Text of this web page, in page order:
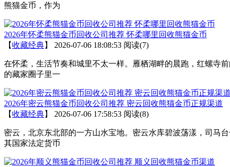
熊猫金币，作为
2026年怀柔熊猫金币回收公司推荐 怀柔哪里回收熊猫金币
【收藏经典】 2026-07-06 18:08:53 阅读(7)
在怀柔，生活节奏和城里不太一样。雁栖湖畔的晨跑，红螺寺
的藏家圈子里一
2026年密云熊猫金币回收公司推荐 密云回收熊猫金币正规渠道
【收藏经典】 2026-07-06 17:58:53 阅读(8)
密云，北京东北部的一方山水宝地。密云水库碧波荡漾，司马
其国家法定货币